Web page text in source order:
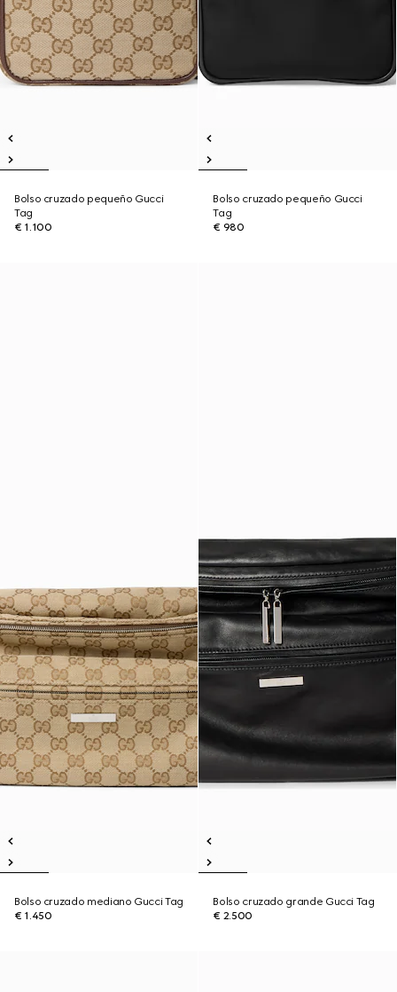
Bolso cruzado pequeño Gucci
Tag
€ 1.100
Bolso cruzado pequeño Gucci
Tag
€ 980
Bolso cruzado mediano Gucci Tag
€ 1.450
Bolso cruzado grande Gucci Tag
€ 2.500